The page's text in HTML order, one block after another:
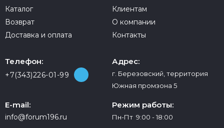
Каталог
Возврат
Доставка и оплата
Клиентам
О компании
Контакты
Телефон:
+7(343)226-01-99
Адрес:
г. Березовский, территория
Южная промзона 5
E-mail:
info@forum196.ru
Режим работы:
Пн-Пт 9:00 - 18:00